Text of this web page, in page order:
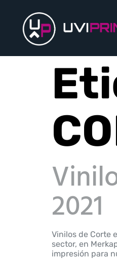
2021
Vinilos de Corte
sector, en
impresión para